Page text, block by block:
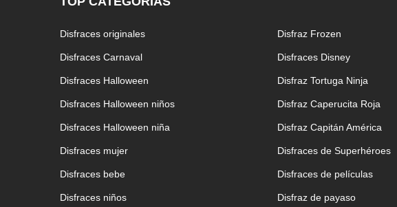
Disfraces originales
Disfraces Carnaval
Disfraces Halloween
Disfraces Halloween niños
Disfraces Halloween niña
Disfraces mujer
Disfraces bebe
Disfraces niños
Disfraz Frozen
Disfraces Disney
Disfraz Tortuga Ninja
Disfraz Caperucita Roja
Disfraz Capitán América
Disfraces de Superhéroes
Disfraces de películas
Disfraz de payaso